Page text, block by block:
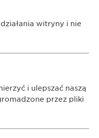
witryny i nie
i ulepszać naszą
przez pliki